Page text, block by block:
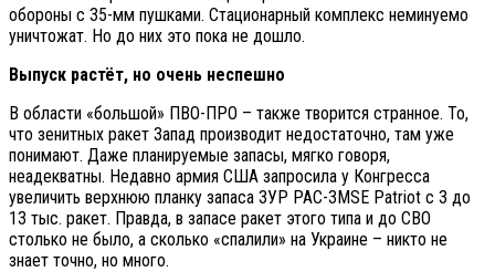
обороны с 35-мм пушками. Стационарный комплекс неминуемо
уничтожат. Но до них это пока не дошло.
Выпуск растёт, но очень неспешно
В области «большой» ПВО-ПРО – также творится странное. То,
что зенитных ракет Запад производит недостаточно, там уже
понимают. Даже планируемые запасы, мягко говоря,
неадекватны. Недавно армия США запросила у Конгресса
увеличить верхнюю планку запаса ЗУР PAC-3MSE Patriot c 3 до
13 тыс. ракет. Правда, в запасе ракет этого типа и до СВО
столько не было, а сколько «спалили» на Украине – никто не
знает точно, но много.